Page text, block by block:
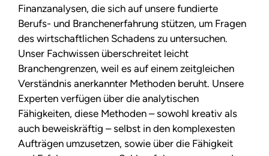
Finanzanalysen, die sich auf unsere fundierte
Berufs- und Branchenerfahrung stützen, um Fragen
des wirtschaftlichen Schadens zu untersuchen.
Unser Fachwissen überschreitet leicht
Branchengrenzen, weil es auf einem zeitgleichen
Verständnis anerkannter Methoden beruht. Unsere
Experten verfügen über die analytischen
Fähigkeiten, diese Methoden – sowohl kreativ als
auch beweiskräftig – selbst in den komplexesten
Aufträgen umzusetzen, sowie über die Fähigkeit